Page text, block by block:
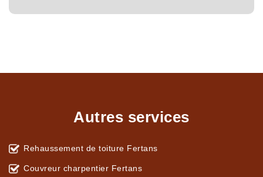
Autres services
Rehaussement de toiture Fertans
Couvreur charpentier Fertans